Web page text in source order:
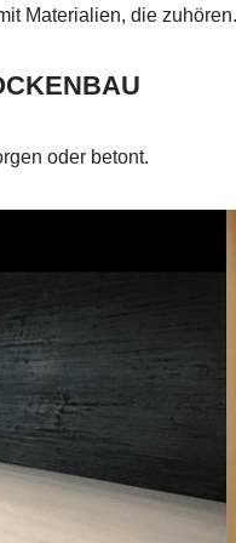
Materialien, die zuhören.
oder betont.